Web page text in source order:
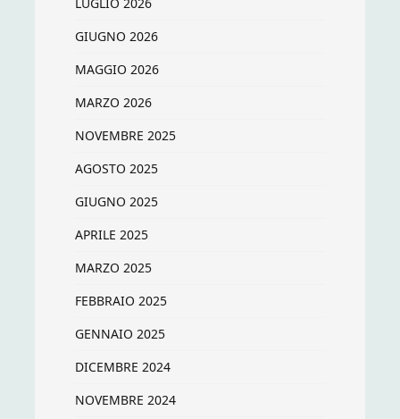
GIUGNO 2026
MAGGIO 2026
MARZO 2026
NOVEMBRE 2025
AGOSTO 2025
GIUGNO 2025
APRILE 2025
MARZO 2025
FEBBRAIO 2025
GENNAIO 2025
DICEMBRE 2024
NOVEMBRE 2024